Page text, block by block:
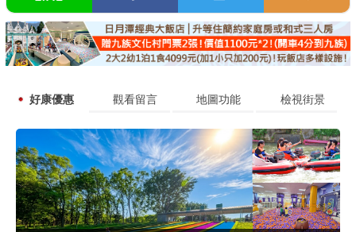
好康優惠 觀看留言 地圖功能 檢視街景